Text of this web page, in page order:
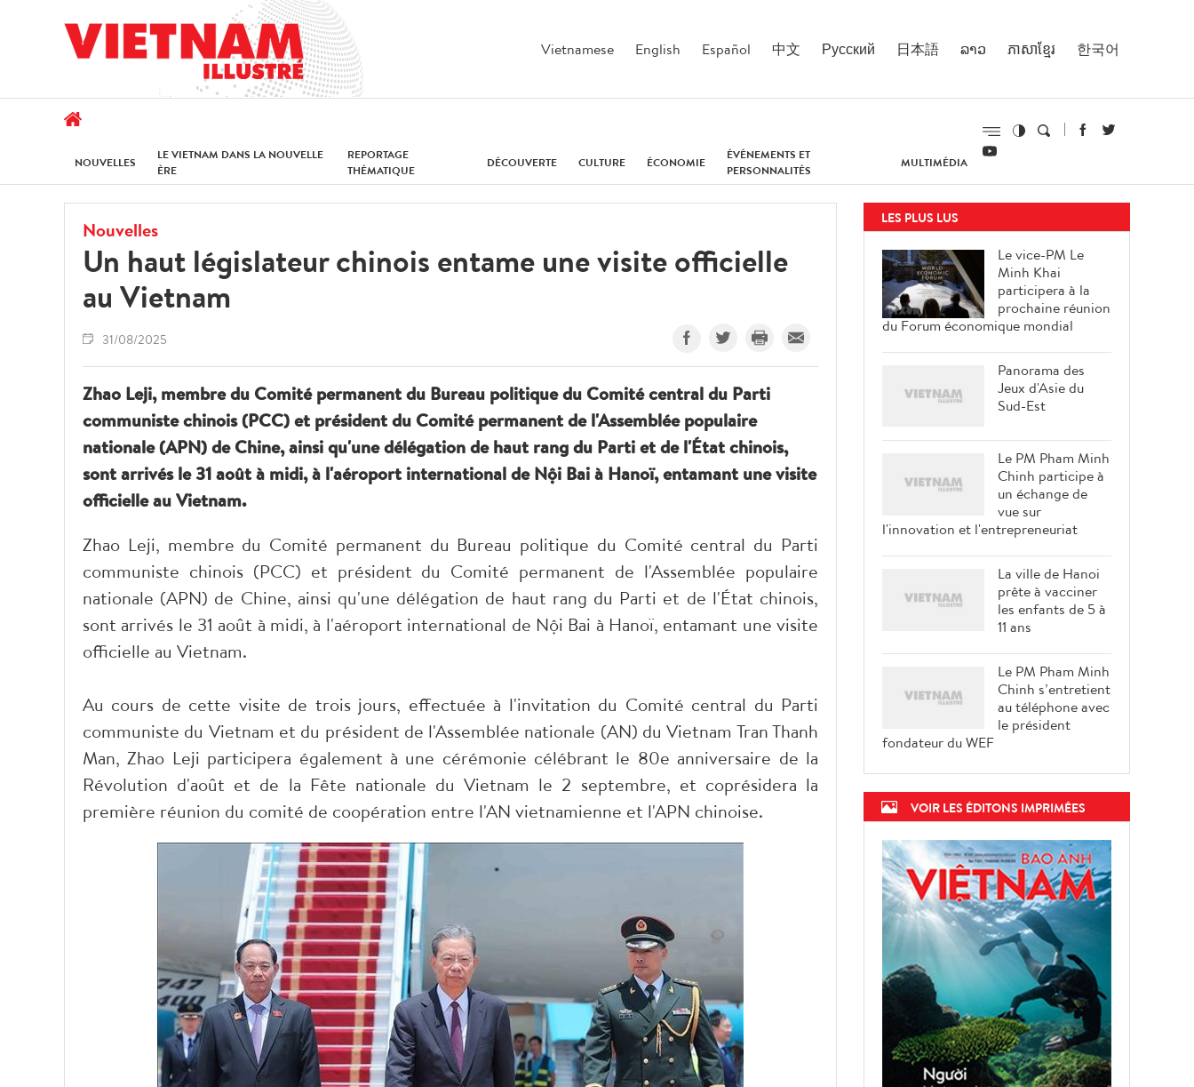
Vietnamese English Español 中文 Русский 日本語 ລາວ ភាសាខ្មែរ 한국어
NOUVELLES
LE VIETNAM DANS LA NOUVELLE
ÈRE
REPORTAGE
THÉMATIQUE
DÉCOUVERTE CULTURE ÉCONOMIE
ÉVÉNEMENTS ET
PERSONNALITÉS
MULTIMÉDIA
Nouvelles
Un haut législateur chinois entame une visite officielle
au Vietnam
31/08/2025
Zhao Leji, membre du Comité permanent du Bureau politique du Comité central du Parti
communiste chinois (PCC) et président du Comité permanent de l'Assemblée populaire
nationale (APN) de Chine, ainsi qu'une délégation de haut rang du Parti et de l'État chinois,
sont arrivés le 31 août à midi, à l'aéroport international de Nội Bai à Hanoï, entamant une visite
officielle au Vietnam.
Zhao Leji, membre du Comité permanent du Bureau politique du Comité central du Parti
communiste chinois (PCC) et président du Comité permanent de l'Assemblée populaire
nationale (APN) de Chine, ainsi qu'une délégation de haut rang du Parti et de l'État chinois,
sont arrivés le 31 août à midi, à l'aéroport international de Nội Bai à Hanoï, entamant une visite
officielle au Vietnam.
Au cours de cette visite de trois jours, effectuée à l'invitation du Comité central du Parti
communiste du Vietnam et du président de l'Assemblée nationale (AN) du Vietnam Tran Thanh
Man, Zhao Leji participera également à une cérémonie célébrant le 80e anniversaire de la
Révolution d'août et de la Fête nationale du Vietnam le 2 septembre, et coprésidera la
première réunion du comité de coopération entre l'AN vietnamienne et l'APN chinoise.
LES PLUS LUS
Le vice-PM Le
Minh Khai
participera à la
prochaine réunion
du Forum économique mondial
Panorama des
Jeux d'Asie du
Sud-Est
Le PM Pham Minh
Chinh participe à
un échange de
vue sur
l'innovation et l'entrepreneuriat
La ville de Hanoi
prête à vacciner
les enfants de 5 à
11 ans
Le PM Pham Minh
Chinh s’entretient
au téléphone avec
le président
fondateur du WEF
VOIR LES ÉDITONS IMPRIMÉES